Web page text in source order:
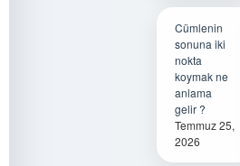
Cümlenin
sonuna iki
nokta
koymak ne
anlama
gelir ?
Temmuz 25,
2026